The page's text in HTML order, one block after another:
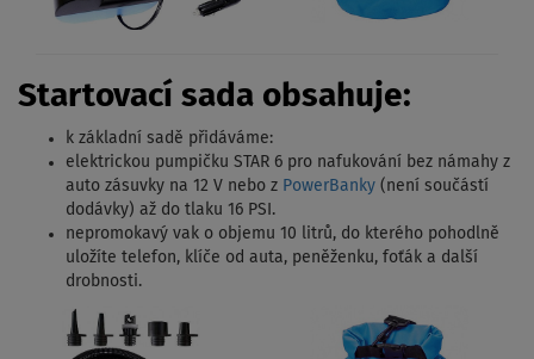
Startovací sada obsahuje:
k základní sadě přidáváme:
elektrickou pumpičku STAR 6 pro nafukování bez námahy z
auto zásuvky na 12 V nebo z PowerBanky (není součástí
dodávky) až do tlaku 16 PSI.
nepromokavý vak o objemu 10 litrů, do kterého pohodlně
uložíte telefon, klíče od auta, peněženku, foťák a další
drobnosti.